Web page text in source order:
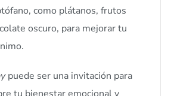
como plátanos, frutos
oscuro, para mejorar tu
puede ser una invitación para